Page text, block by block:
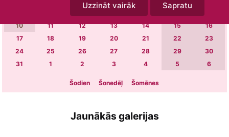
Uzzināt vairāk Sapratu
10
11 12 13 14 15
16
17
18 19 20 21 22
23
24
25 26 27 28 29
30
31
1 2 3 4 5 6
Šodien Šonedēļ Šomēnes
Jaunākās galerijas